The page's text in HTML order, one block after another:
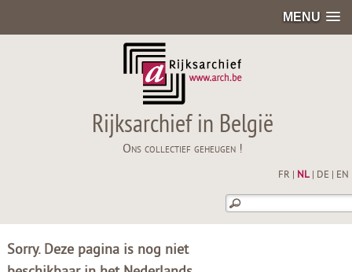
MENU
Rijksarchief in België
Ons collectief geheugen !
FR NL| DE EN
Sorry. Deze pagina is nog niet